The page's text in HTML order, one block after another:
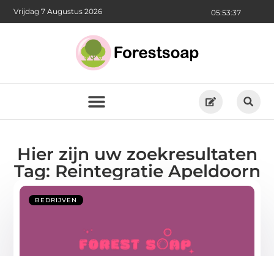
05:53:37
Vrijdag 7 Augustus 2026
Hier zijn uw zoekresultaten
Tag: Reintegratie Apeldoorn
BEDRIJVEN